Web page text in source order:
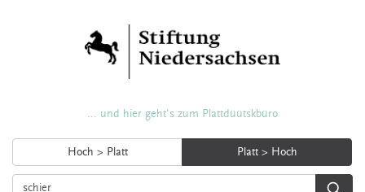
... und hier geht's zum Plattdüütskbüro
Hoch > Platt Platt > Hoch